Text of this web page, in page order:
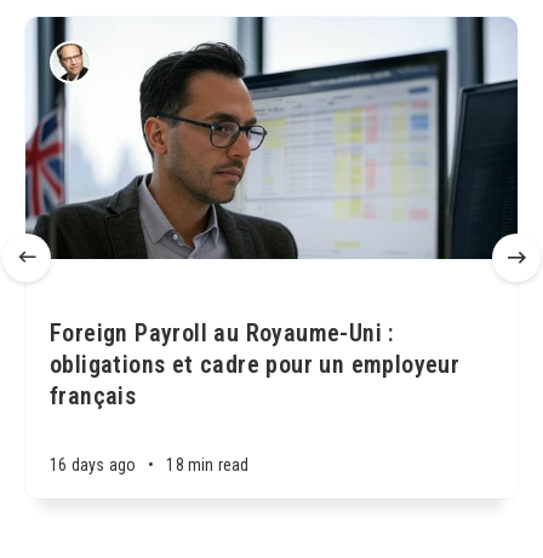
Foreign Payroll au Royaume-Uni :
obligations et cadre pour un employeur
français
16 days ago • 18 min read